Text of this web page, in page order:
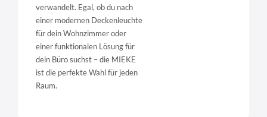
verwandelt. Egal, ob du nach
einer modernen Deckenleuchte
für dein Wohnzimmer oder
einer funktionalen Lösung für
dein Büro suchst – die MIEKE
ist die perfekte Wahl für jeden
Raum.